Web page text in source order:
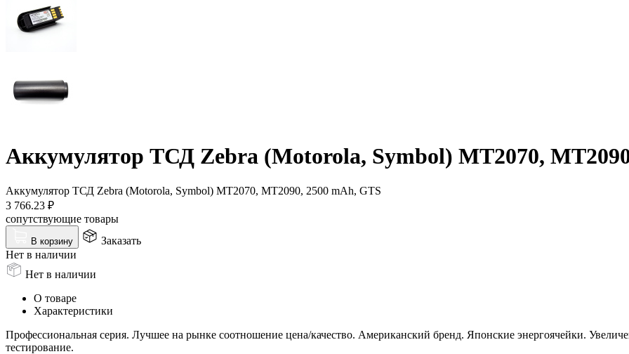
Аккумулятор ТСД Zebra (Motorola, Symbol) MT2070,
Аккумулятор ТСД Zebra (Motorola, Symbol) MT2070, MT2090, 2500 mAh, GTS
3 766.23 ₽
сопутствующие товары
В корзину
Заказать
Нет в наличии
Нет в наличии
О товаре
Характеристики
Профессиональная серия. Лучшее на рынке соотношение цена/качество. Американский бренд. Японские энергоячейки.
тестирование.